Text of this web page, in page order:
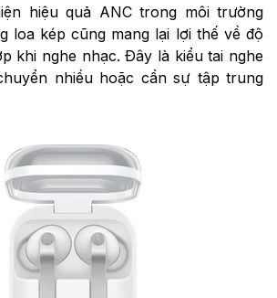
hiệu quả ANC trong môi trường
loa kép cũng mang lại lợi thế về độ
khi nghe nhạc. Đây là kiểu tai nghe
nhiều hoặc cần sự tập trung